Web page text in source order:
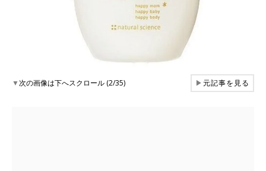
▼次の画像は下へスクロール (2/35) ▶元記事を見る